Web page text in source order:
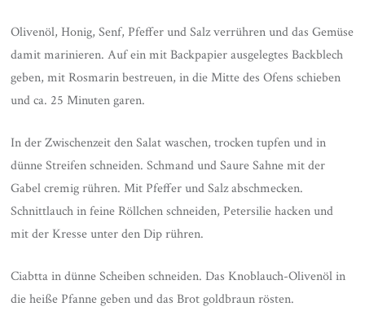
Olivenöl, Honig, Senf, Pfeffer und Salz verrühren und das Gemüse
damit marinieren. Auf ein mit Backpapier ausgelegtes Backblech
geben, mit Rosmarin bestreuen, in die Mitte des Ofens schieben
und ca. 25 Minuten garen.
In der Zwischenzeit den Salat waschen, trocken tupfen und in
dünne Streifen schneiden. Schmand und Saure Sahne mit der
Gabel cremig rühren. Mit Pfeffer und Salz abschmecken.
Schnittlauch in feine Röllchen schneiden, Petersilie hacken und
mit der Kresse unter den Dip rühren.
Ciabtta in dünne Scheiben schneiden. Das Knoblauch-Olivenöl in
die heiße Pfanne geben und das Brot goldbraun rösten.